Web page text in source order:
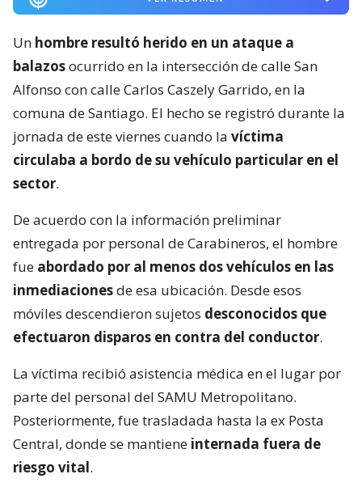
Un hombre resultó herido en un ataque a
balazosocurrido en la intersección de calle San
Alfonso con calle Carlos Caszely Garrido, en la
comuna de Santiago. El hecho se registró durante la
jornada de este viernes cuando la víctima
circulaba a bordo de su vehículo particular en el
sector.
De acuerdo con la información preliminar
entregada por personal de Carabineros, el hombre
fue abordado por al menos dos vehículos en las
inmediacionesde esa ubicación. Desde esos
móviles descendieron sujetos desconocidos que
efectuaron disparos en contra del conductor.
La víctima recibió asistencia médica en el lugar por
parte del personal del SAMU Metropolitano.
Posteriormente, fue trasladada hasta la ex Posta
Central, donde se mantiene internada fuera de
riesgo vital.